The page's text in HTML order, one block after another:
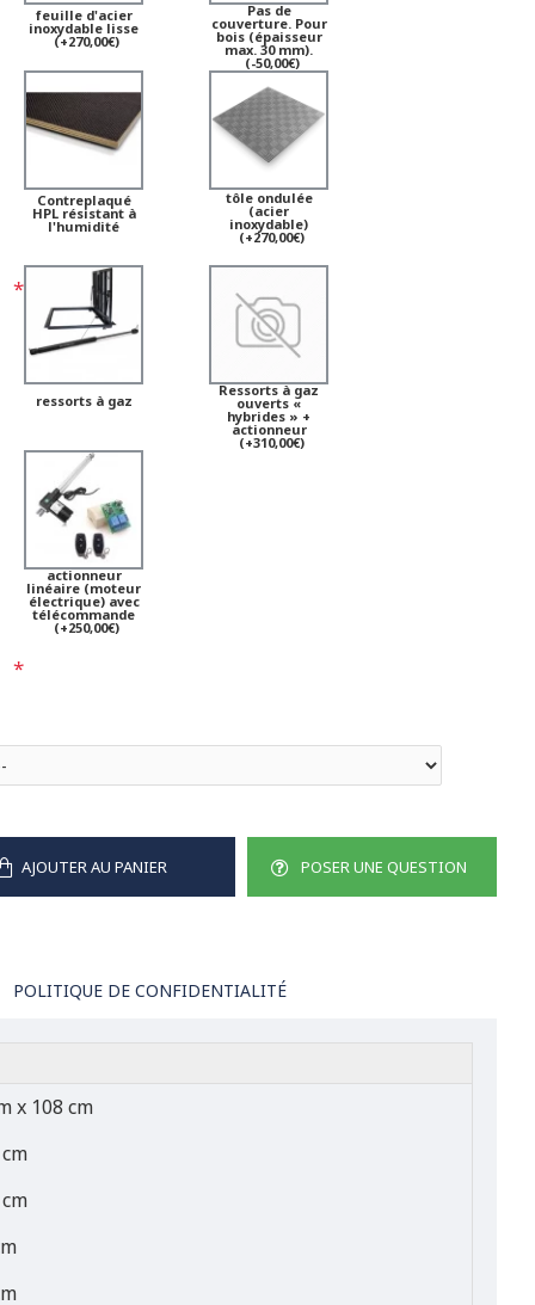
feuille d'acier
inoxydable lisse
(+270,00€)
Pas de
couverture. Pour
bois (épaisseur
max. 30 mm).
(-50,00€)
Contreplaqué
HPL résistant à
l'humidité
tôle ondulée
(acier
inoxydable)
(+270,00€)
ressorts à gaz
Ressorts à gaz
ouverts «
hybrides » +
actionneur
(+310,00€)
actionneur
linéaire (moteur
électrique) avec
télécommande
(+250,00€)
AJOUTER AU PANIER POSER UNE QUESTION
POLITIQUE DE CONFIDENTIALITÉ
x 108 cm